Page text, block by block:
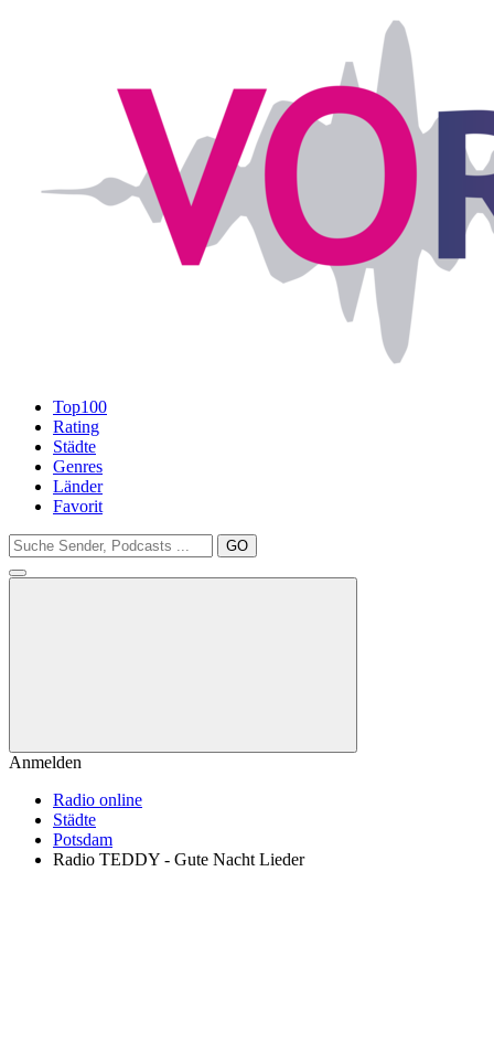
Top100
Rating
Städte
Genres
Länder
Favorit
GO
Anmelden
Radio online
Städte
Potsdam
Radio TEDDY - Gute Nacht Lieder